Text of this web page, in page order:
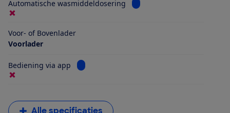
Automatische wasmiddeldosering Bekijk informatie voor
Voor- of Bovenlader
Voorlader
Bediening via app Bekijk informatie voor Bediening via app
Alle specificaties